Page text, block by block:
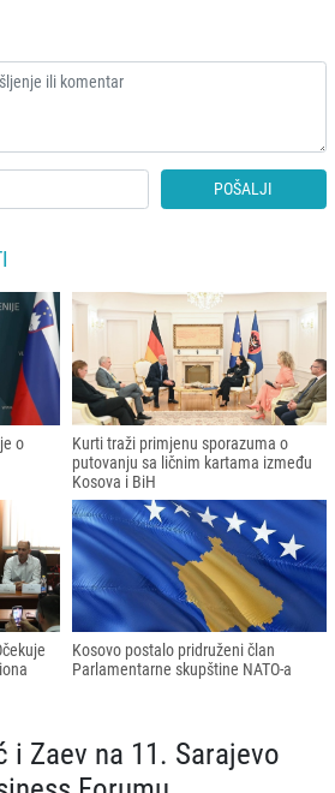
POŠALJI
o
Kurti traži primjenu sporazuma o
putovanju sa ličnim kartama između
Kosova i BiH
Kosovo postalo pridruženi član
Parlamentarne skupštine NATO-a
i Zaev na 11. Sarajevo